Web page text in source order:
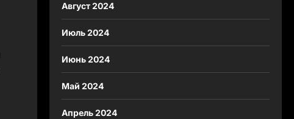
Август 2024
Июль 2024
Июнь 2024
Май 2024
Апрель 2024